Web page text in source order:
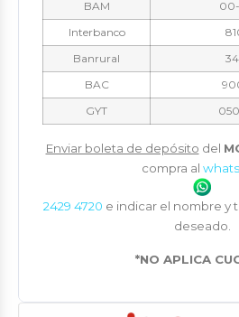
BAM
Interbanco
Banrural
BAC
GYT
Enviar boleta de depósito del
compra al
2429 4720 e indicar el nombre y
deseado.
*NO APLICA